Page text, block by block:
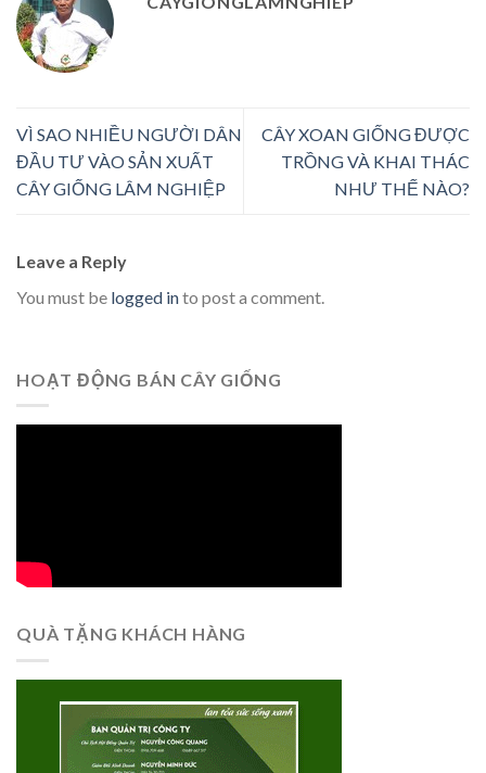
VÌ SAO NHIỀU NGƯỜI DÂN
ĐẦU TƯ VÀO SẢN XUẤT
CÂY GIỐNG LÂM NGHIỆP
CÂY XOAN GIỐNG ĐƯỢC
TRỒNG VÀ KHAI THÁC
NHƯ THẾ NÀO?
Leave a Reply
You must be logged into post a comment.
HOẠT ĐỘNG BÁN CÂY GIỐNG
QUÀ TẶNG KHÁCH HÀNG